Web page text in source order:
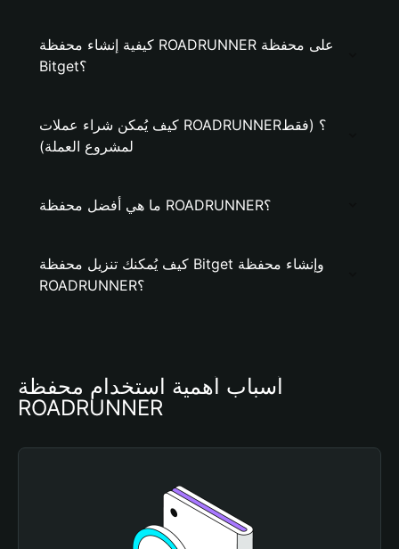
كيفية إنشاء محفظة ROADRUNNER على محفظة
Bitget؟
كيف يُمكن شراء عملات ROADRUNNER؟ (فقط
لمشروع العملة)
ما هي أفضل محفظة ROADRUNNER؟
كيف يُمكنك تنزيل محفظة Bitget وإنشاء محفظة
ROADRUNNER؟
أسباب أهمية استخدام محفظة
ROADRUNNER